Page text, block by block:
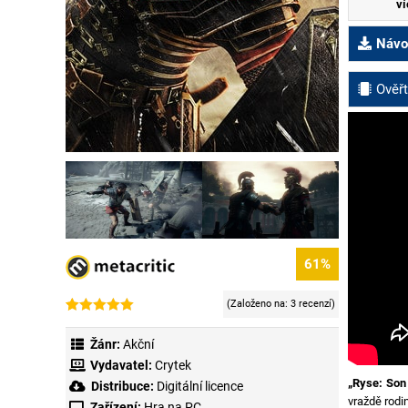
61%
4.33z 5 na
základě
hodnocení
zákazníků
(Založeno na: 3 recenzí)
Žánr: Akční
Vydavatel: Crytek
Distribuce: Digitální licence
„Ryse:
vraždě